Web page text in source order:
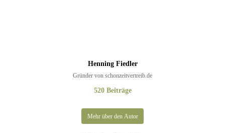
Henning Fiedler
Gründer von schonzeitvertreib.de
520 Beiträge
Mehr über den Autor